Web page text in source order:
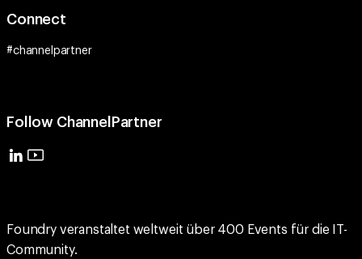
Connect
#channelpartner
Follow ChannelPartner
Foundry veranstaltet weltweit über 400 Events für die IT-
Community.